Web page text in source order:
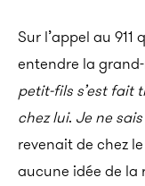
Sur l’appel au
entendre la
petit-fils s’est fait
chez lui. Je ne
revenait de chez
aucune idée de la